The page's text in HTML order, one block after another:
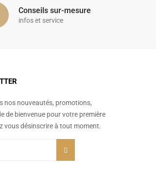
Conseils sur-mesure
infos et service
nos nouveautés, promotions,
de bienvenue pour votre première
vous désinscrire à tout moment.